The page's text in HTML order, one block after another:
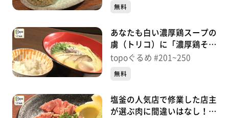
無料
あなたも白い濃厚鶏スープの
虜（トリコ）に「濃厚鶏そば
シロトリコ」（青葉区木町
topoぐるめ #201~250
無料
塩釜の人気店で修業した店主
が選ぶ肉に間違いはなし！